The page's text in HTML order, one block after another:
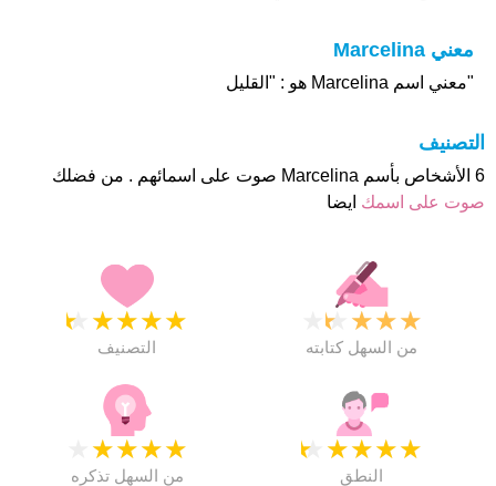
معني Marcelina
"معني اسم Marcelina هو : "القليل
التصنيف
6 الأشخاص بأسم Marcelina صوت على اسمائهم . من فضلك
صوت على اسمك ايضا
★
★
★
★
★
التصنيف
★
★
★
★
من السهل كتابته
★
★
★
★
من السهل تذكره
★
★
★
★
★
النطق